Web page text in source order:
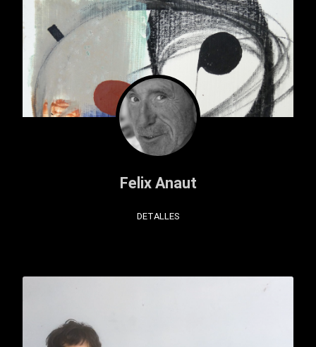
Felix Anaut
DETALLES